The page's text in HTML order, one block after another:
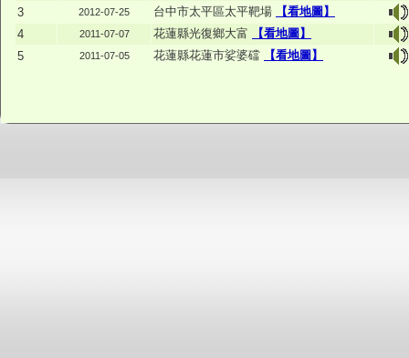
3
2012-07-25 台中市太平區太平靶場
【看地圖】
4
2011-07-07 花蓮縣光復鄉大富
【看地圖】
5
2011-07-05 花蓮縣花蓮市娑婆礑 【看地圖】